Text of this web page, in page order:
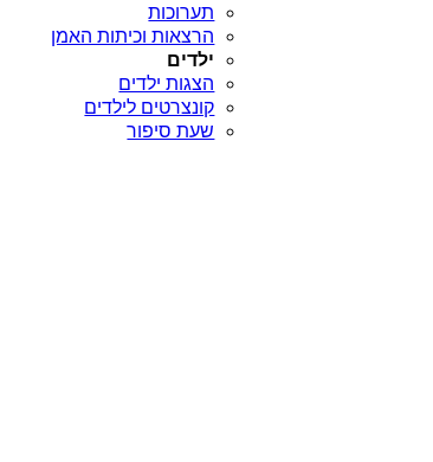
תערוכות
הרצאות וכיתות האמן
ילדים
הצגות ילדים
קונצרטים לילדים
שעת סיפור